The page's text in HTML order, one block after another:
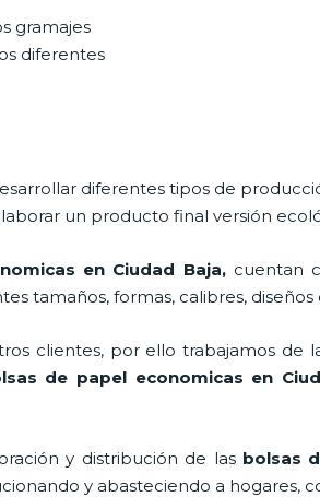
gramajes
diferentes
diferentes tipos de
un producto final versión
en Ciudad Baja, cuentan
tamaños, formas, calibres,
clientes, por ello trabajamos de
de papel economicas en
y distribución de las bolsas
y abasteciendo a hogares,